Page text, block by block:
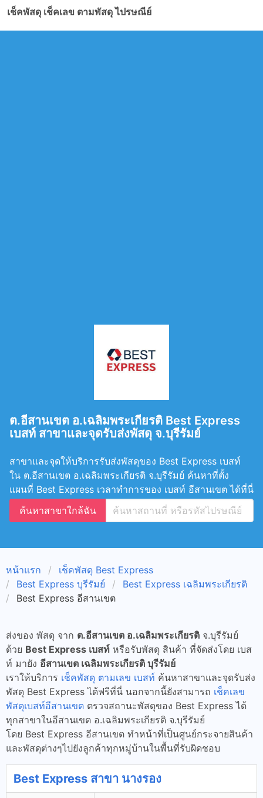
เช็คพัสดุ เช็คเลข ตามพัสดุ ไปรษณีย์
ต.อีสานเขต อ.เฉลิมพระเกียรติ Best Express
เบสท์ สาขาและจุดรับส่งพัสดุ จ.บุรีรัมย์
สาขาและจุดให้บริการรับส่งพัสดุของ Best Express เบสท์
ใน ต.อีสานเขต อ.เฉลิมพระเกียรติ จ.บุรีรัมย์ ค้นหาที่ตั้ง
แผนที่ Best Express เวลาทำการของ เบสท์ อีสานเขต ได้ที่นี่
ค้นหาสาขาใกล้ฉัน
หน้าแรก
เช็คพัสดุ Best Express
Best Express บุรีรัมย์
Best Express เฉลิมพระเกียรติ
Best Express อีสานเขต
ส่งของ พัสดุ จาก ต.อีสานเขต อ.เฉลิมพระเกียรติ จ.บุรีรัมย์
ด้วย Best Express เบสท์ หรือรับพัสดุ สินค้า ที่จัดส่งโดย เบส
ท์ มายัง อีสานเขต เฉลิมพระเกียรติ บุรีรัมย์
เราให้บริการ เช็คพัสดุ ตามเลข เบสท์ ค้นหาสาขาและจุดรับส่ง
พัสดุ Best Express ได้ฟรีที่นี่ นอกจากนี้ยังสามารถ เช็คเลข
พัสดุเบสท์อีสานเขต ตรวจสถานะพัสดุของ Best Express ได้
ทุกสาขาในอีสานเขต อ.เฉลิมพระเกียรติ จ.บุรีรัมย์
โดย Best Express อีสานเขต ทำหน้าที่เป็นศูนย์กระจายสินค้า
และพัสดุต่างๆไปยังลูกค้าทุกหมู่บ้านในพื้นที่รับผิดชอบ
Best Express สาขา นางรอง